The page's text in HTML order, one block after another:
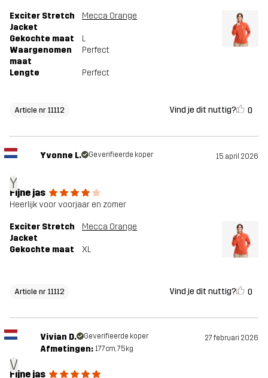
Exciter Stretch
Jacket
Mecca Orange
Gekochte maat
L
Waargenomen
maat
Perfect
Lengte Perfect
Article nr 11112 Vind je dit nuttig? 0
Y
Yvonne L. Geverifieerde koper 15 april 2026
Fijne jas
Heerlijk voor voorjaar en zomer
Exciter Stretch
Jacket
Mecca Orange
Gekochte maat XL
Article nr 11112 Vind je dit nuttig? 0
V
Vivian D. Geverifieerde koper 27 februari 2026
Afmetingen: 177cm, 75kg
Fijne jas